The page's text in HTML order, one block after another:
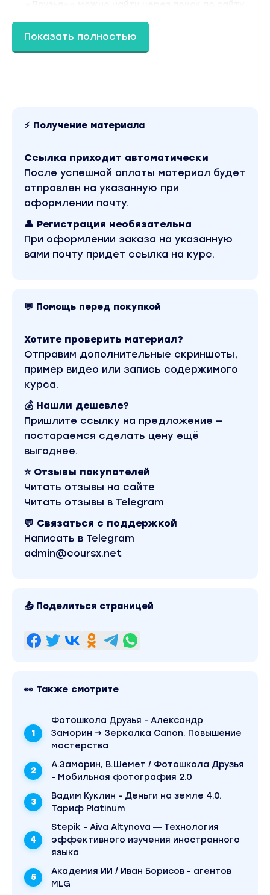
Показать полностью
⚡ Получение материала
Ссылка приходит автоматически
После успешной оплаты материал будет
отправлен на указанную при
оформлении почту.
👤 Регистрация необязательна
При оформлении заказа на указанную
вами почту придет ссылка на курс.
💬 Помощь перед покупкой
Хотите проверить материал?
Отправим дополнительные скриншоты,
пример видео или запись содержимого
курса.
💰 Нашли дешевле?
Пришлите ссылку на предложение —
постараемся сделать цену ещё
выгоднее.
⭐ Отзывы покупателей
Читать отзывы на сайте
Читать отзывы в Telegram
💬 Связаться с поддержкой
Написать в Telegram
admin@coursx.net
📤 Поделиться страницей
👀 Также смотрите
Фотошкола Друзья - Александр
Заморин → Зеркaлкa Canon. Повышение
мастерства
А.Заморин, В.Шемет / Фотошкола Друзья
- Мобильная фотография 2.0
Вадим Куклин - Деньги на земле 4.0.
Тариф Platinum
Stepik - Aiva Altynova ― Технология
эффективного изучения иностранного
языка
Академия ИИ / Иван Борисов - агентов
MLG